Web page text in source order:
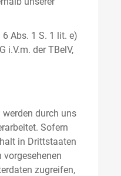
6 Abs. 1 S. 1 lit. e)
i.V.m. der TBelV,
werden durch uns
Sofern
in Drittstaaten
vorgesehenen
zugreifen,